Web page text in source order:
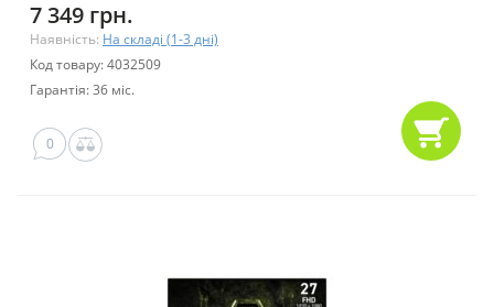
7 349 грн.
Наявність: На складі (1-3 дні)
Код товару: 4032509
Гарантія: 36 міс.
0